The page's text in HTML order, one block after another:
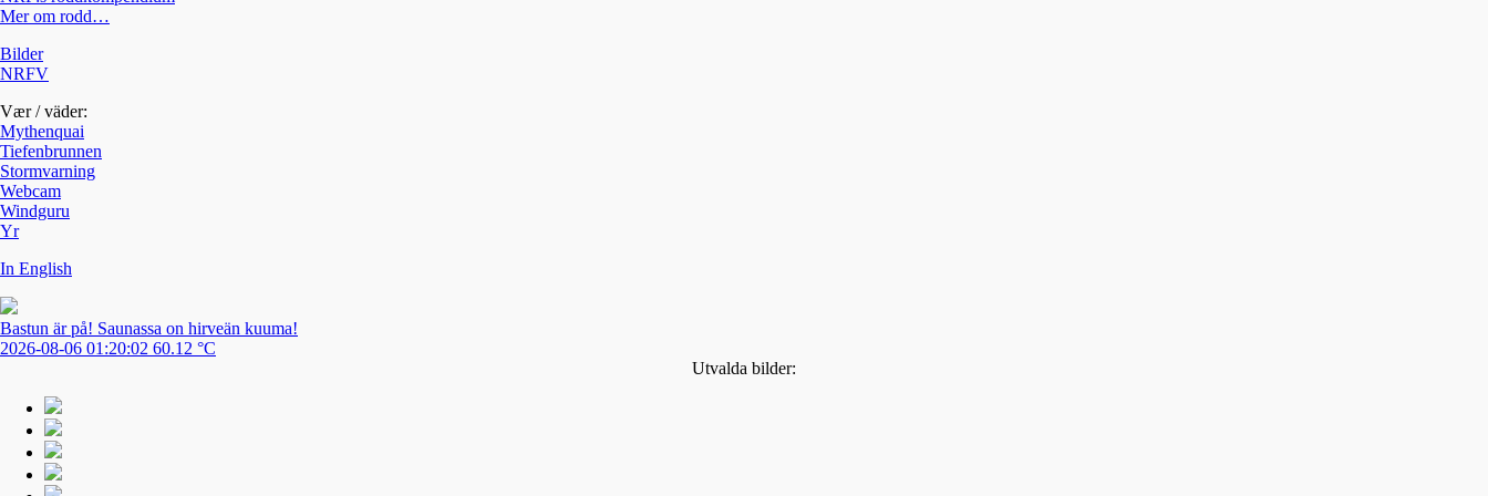
Mer om rodd…
Bilder
NRFV
Vær / väder:
Mythenquai
Tiefenbrunnen
Stormvarning
Webcam
Windguru
Yr
In English
Bastun är på! Saunassa on hirveän kuuma!
2026-08-06 01:20:02 60.12 °C
Utvalda bilder: